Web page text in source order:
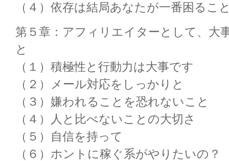
（４）依存は結局あなたが一番困るこ
第５章：アフィリエイターとして、大
と
（１）積極性と行動力は大事です
（２）メール対応をしっかりと
（３）嫌われることを恐れないこと
（４）人と比べないことの大切さ
（５）自信を持って
（６）ホントに稼ぐ系がやりたいの？